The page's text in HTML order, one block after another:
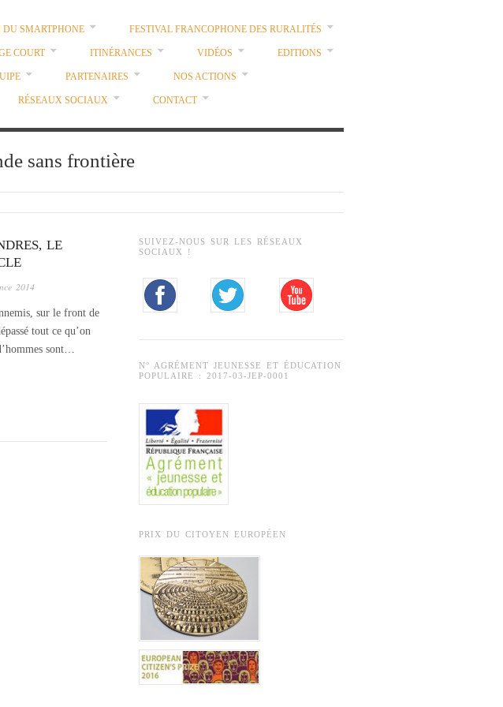
DU SMARTPHONE FESTIVAL FRANCOPHONE DES RURALITÉS
COURT ITINÉRANCES VIDÉOS EDITIONS
PARTENAIRES NOS ACTIONS
RÉSEAUX SOCIAUX CONTACT
sans frontière
LE
2014
sur le front de
tout ce qu’on
sont…
SUIVEZ-NOUS SUR LES RÉSEAUX
SOCIAUX !
N° AGRÉMENT JEUNESSE ET ÉDUCATION
POPULAIRE : 2017-03-JEP-0001
PRIX DU CITOYEN EUROPÉEN